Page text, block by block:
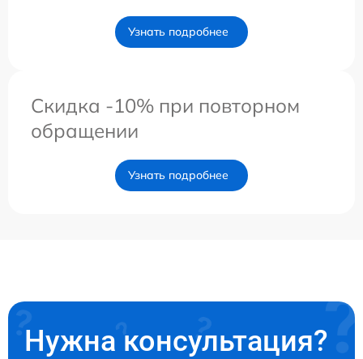
Узнать подробнее
Скидка -10% при повторном
обращении
Узнать подробнее
Нужна консультация?